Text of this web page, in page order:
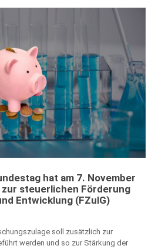
hat am 7. November
zur steuerlichen Förderung
Entwicklung (FZulG)
soll zusätzlich zur
werden und so zur Stärkung der